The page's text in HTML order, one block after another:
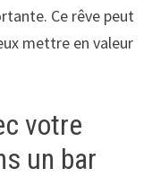
Ce rêve peut
mettre en valeur
votre
un bar